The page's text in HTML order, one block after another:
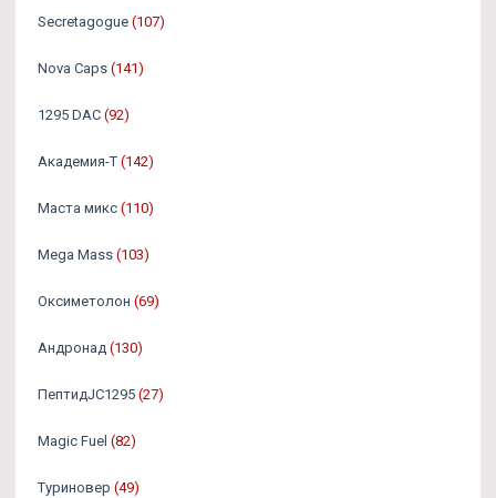
Secretagogue (107)
Nova Caps (141)
1295 DAC (92)
Академия-Т (142)
Маста микс (110)
Mega Mass (103)
Оксиметолон (69)
Андронад (130)
ПептидJC1295 (27)
Magic Fuel (82)
Туриновер (49)